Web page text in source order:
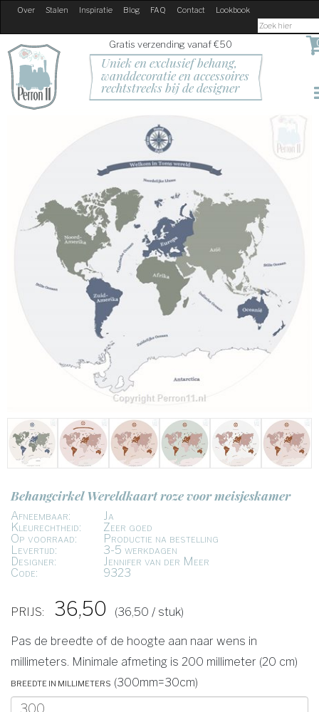
Over Stalen Inspiratie Blog FAQ Contact Lookbook
Gratis verzending vanaf €50
Uniek en exclusief behang,
wanddecoratie en accessoires
rechtstreeks bij de designer
Behangcirkel Wereldkaart roze voor meisjeskamer
Afneembaar:
Ja
Kleurechtheid:
Zeer goed
Op voorraad:
Productie na bestelling
Levertijd:
3-5 werkdagen
Designer:
Jennifer van der Meer
Code:
9323
PRIJS: 36,50 (36,50 / stuk)
Pas de breedte of de hoogte aan naar wens in
millimeters. Minimale afmeting is 200 millimeter (20 cm)
Breedte in millimeters (300mm=30cm)